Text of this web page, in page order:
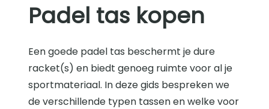
Padel tas kopen
Een goede padel tas beschermt je dure
racket(s) en biedt genoeg ruimte voor al je
sportmateriaal. In deze gids bespreken we
de verschillende typen tassen en welke voor